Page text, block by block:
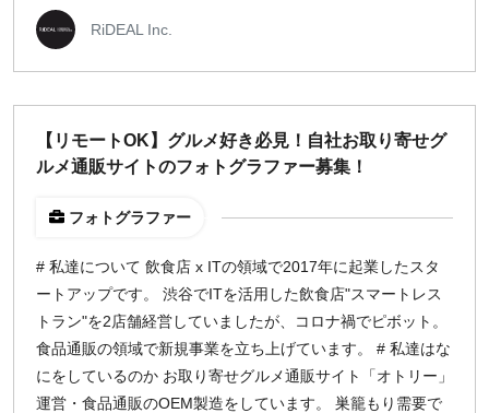
募集状況
時給
1,500円 以上
指定なし 検索
RiDEAL Inc.
【リモートOK】グルメ好き必見！自社お取り寄せグ
ルメ通販サイトのフォトグラファー募集！
フォトグラファー
# 私達について 飲食店 x ITの領域で2017年に起業したスタ
ートアップです。 渋谷でITを活用した飲食店"スマートレス
トラン"を2店舗経営していましたが、コロナ禍でピボット。
食品通販の領域で新規事業を立ち上げています。 # 私達はな
にをしているのか お取り寄せグルメ通販サイト「オトリー」
運営・食品通販のOEM製造をしています。 巣籠もり需要で